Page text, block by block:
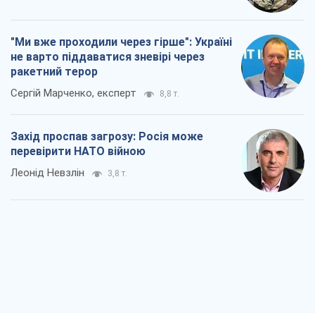
"Ми вже проходили через гірше": Україні
не варто піддаватися зневірі через
ракетний терор
Сергій Марченко, експерт 8,8 т.
Захід проспав загрозу: Росія може
перевірити НАТО війною
Леонід Невзлін 3,8 т.